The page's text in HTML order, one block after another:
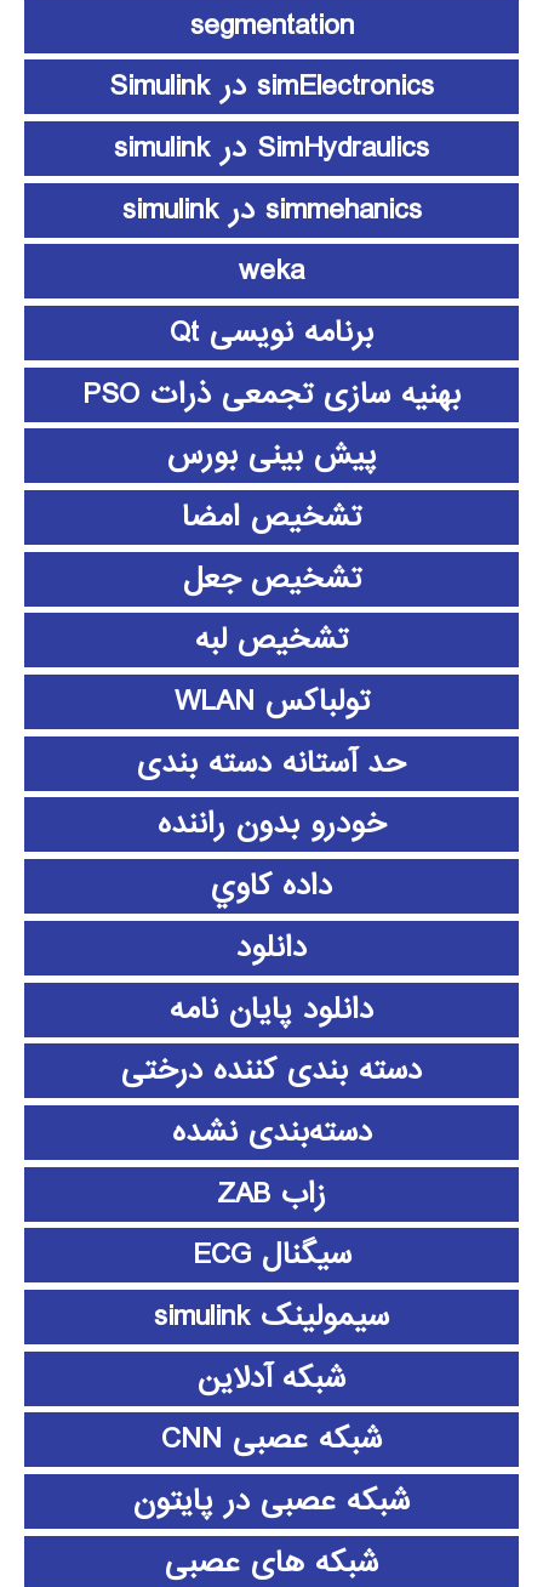
segmentation
simElectronics در Simulink
SimHydraulics در simulink
simmehanics در simulink
weka
برنامه نویسی Qt
بهنیه سازی تجمعی ذرات PSO
پیش بینی بورس
تشخیص امضا
تشخیص جعل
تشخیص لبه
تولباکس WLAN
حد آستانه دسته بندی
خودرو بدون راننده
داده كاوي
دانلود
دانلود پايان نامه
دسته بندی کننده درختی
دسته‌بندی نشده
زاب ZAB
سیگنال ECG
سیمولینک simulink
شبکه آدلاین
شبکه عصبی CNN
شبکه عصبی در پایتون
شبکه های عصبی